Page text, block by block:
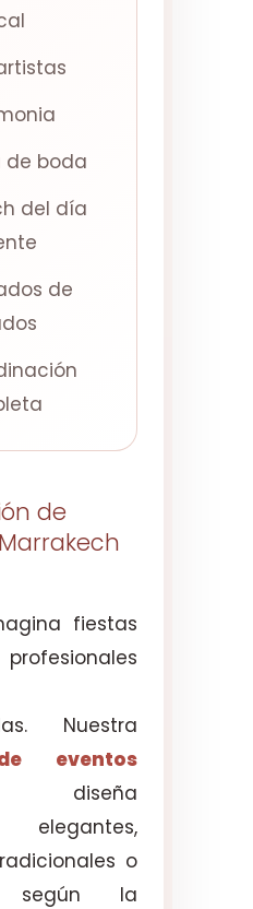
de boda
del día
de
de
fiestas
Nuestra
eventos
diseña
elegantes,
o
según la